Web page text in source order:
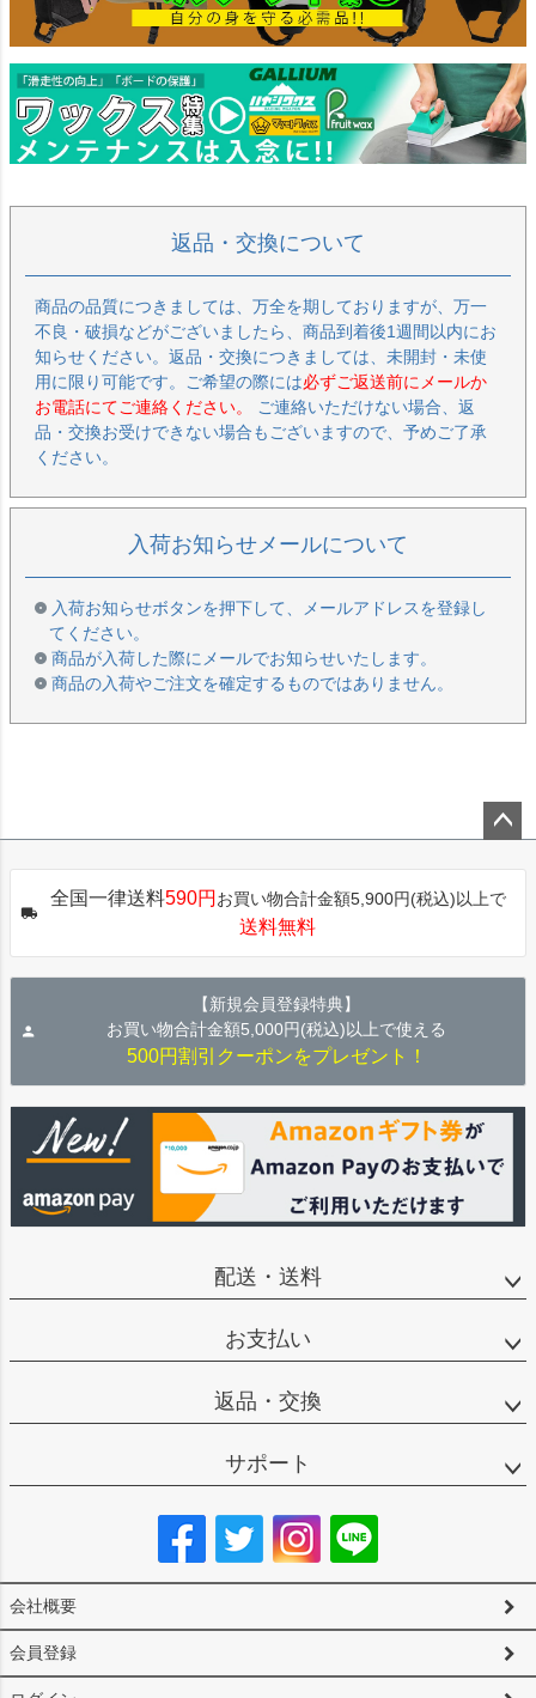
返品・交換について
商品の品質につきましては、万全を期しておりますが、万一
不良・破損などがございましたら、商品到着後1週間以内にお
知らせください。返品・交換につきましては、未開封・未使
用に限り可能です。ご希望の際には必ずご返送前にメールか
お電話にてご連絡ください。
ご連絡いただけない場合、返
品・交換お受けできない場合もございますので、予めご了承
ください。
入荷お知らせメールについて
入荷お知らせボタンを押下して、メールアドレスを登録し
てください。
商品が入荷した際にメールでお知らせいたします。
商品の入荷やご注文を確定するものではありません。
ップ
全国一律送料590円 お買い物合計金額5,900円(税込)以上で
送料無料
【新規会員登録特典】
お買い物合計金額5,000円(税込)以上で使える
500円割引クーポンをプレゼント！
配送・送料
お支払い
返品・交換
サポート
会社概要
会員登録